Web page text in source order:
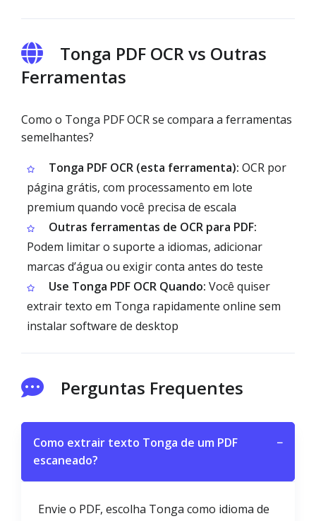
Tonga PDF OCR vs Outras
Ferramentas
Como o Tonga PDF OCR se compara a ferramentas
semelhantes?
Tonga PDF OCR (esta ferramenta): OCR por
página grátis, com processamento em lote
premium quando você precisa de escala
Outras ferramentas de OCR para PDF:
Podem limitar o suporte a idiomas, adicionar
marcas d’água ou exigir conta antes do teste
Use Tonga PDF OCR Quando: Você quiser
extrair texto em Tonga rapidamente online sem
instalar software de desktop
Perguntas Frequentes
Como extrair texto Tonga de um PDF
escaneado?
−
Envie o PDF, escolha Tonga como idioma de